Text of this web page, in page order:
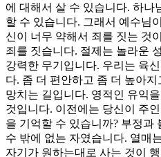
에 대해서 살 수 있습니다. 하나
할 수 있습니다. 그래서 예수님
신이 너무 약해서 죄를 짓는 것
죄를 짓습니다. 절제는 놀라운
강력한 무기입니다. 우리는 육
다. 좀 더 편안하고 좀 더 높아
망치는 길입니다. 영적인 유익
것입니다. 이전에는 당신이 주
을 기억할 수 있습니까? 부정과
수 밖에 없는 자였습니다. 열매
자기가 원하는대로 사는 것이